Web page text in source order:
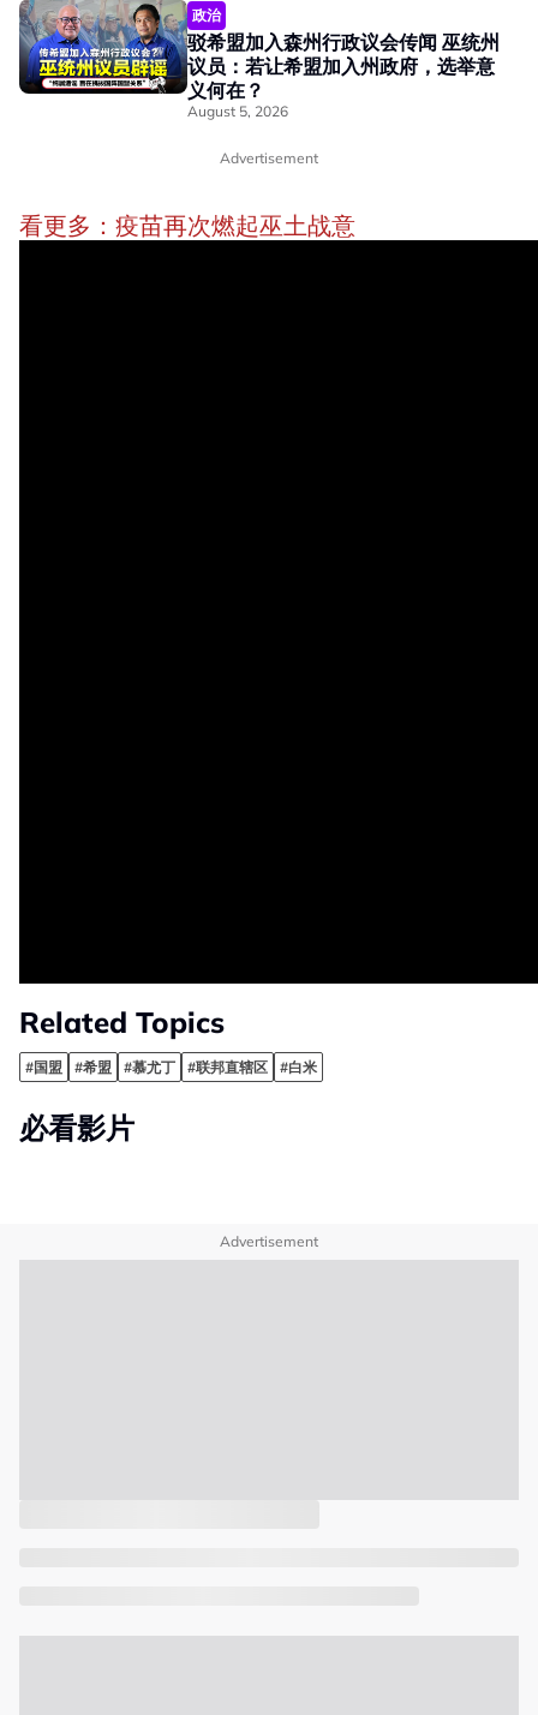
政治
驳希盟加入森州行政议会传闻 巫统州
议员：若让希盟加入州政府，选举意
义何在？
August 5, 2026
Advertisement
看更多：疫苗再次燃起巫土战意
Related Topics
#国盟 #希盟 #慕尤丁 #联邦直辖区 #白米
必看影片
Advertisement